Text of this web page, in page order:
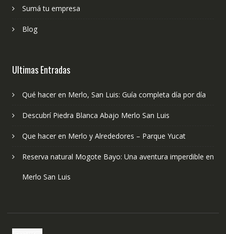
Sumá tu empresa
Blog
Ultimas Entradas
Qué hacer en Merlo, San Luis: Guía completa día por día
Descubrí Piedra Blanca Abajo Merlo San Luis
Que hacer en Merlo y Alrededores – Parque Yucat
Reserva natural Mogote Bayo: Una aventura imperdible en
Merlo San Luis